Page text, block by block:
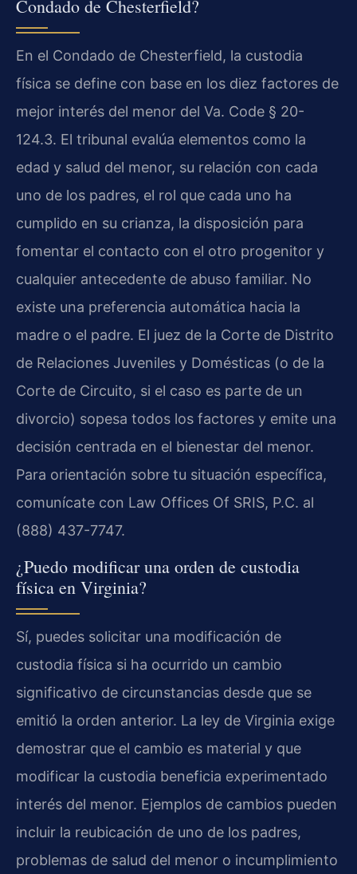
Condado de Chesterfield?
En el Condado de Chesterfield, la custodia
física se define con base en los diez factores de
mejor interés del menor del Va. Code § 20-
124.3. El tribunal evalúa elementos como la
edad y salud del menor, su relación con cada
uno de los padres, el rol que cada uno ha
cumplido en su crianza, la disposición para
fomentar el contacto con el otro progenitor y
cualquier antecedente de abuso familiar. No
existe una preferencia automática hacia la
madre o el padre. El juez de la Corte de Distrito
de Relaciones Juveniles y Domésticas (o de la
Corte de Circuito, si el caso es parte de un
divorcio) sopesa todos los factores y emite una
decisión centrada en el bienestar del menor.
Para orientación sobre tu situación específica,
comunícate con Law Offices Of SRIS, P.C. al
(888) 437-7747.
¿Puedo modificar una orden de custodia
física en Virginia?
Sí, puedes solicitar una modificación de
custodia física si ha ocurrido un cambio
significativo de circunstancias desde que se
emitió la orden anterior. La ley de Virginia exige
demostrar que el cambio es material y que
modificar la custodia beneficia experimentado
interés del menor. Ejemplos de cambios pueden
incluir la reubicación de uno de los padres,
problemas de salud del menor o incumplimiento